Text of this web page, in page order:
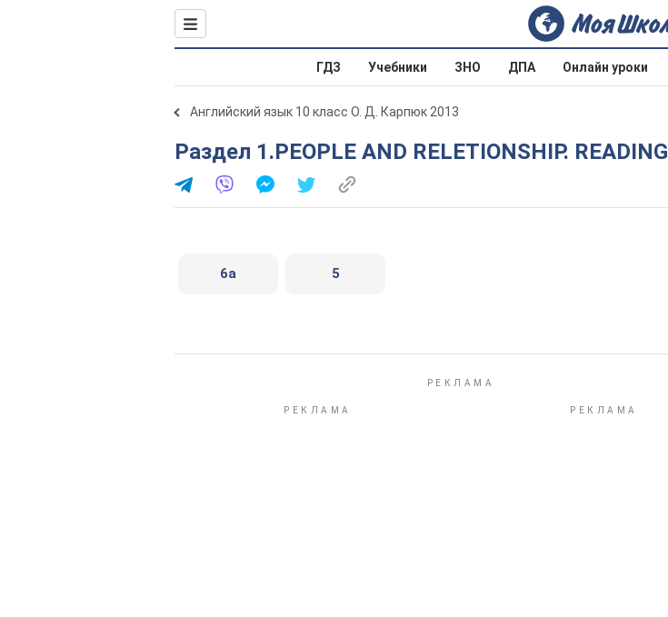
ГДЗ Учебники ЗНО ДПА Онлайн уроки
Английский язык 10 класс О. Д. Карпюк 2013
Раздел 1.PEOPLE AND RELETIONSHIP. READING
6a 5